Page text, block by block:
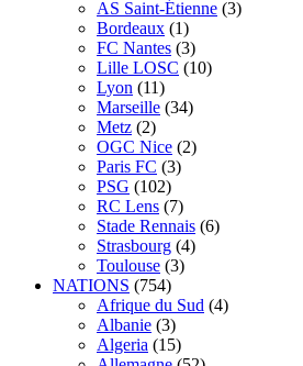
AS Saint-Étienne (3)
Bordeaux (1)
FC Nantes (3)
Lille LOSC (10)
Lyon (11)
Marseille (34)
Metz (2)
OGC Nice (2)
Paris FC (3)
PSG (102)
RC Lens (7)
Stade Rennais (6)
Strasbourg (4)
Toulouse (3)
NATIONS (754)
Afrique du Sud (4)
Albanie (3)
Algeria (15)